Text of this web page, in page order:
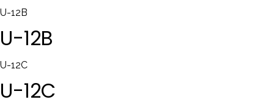
U-12B
U-12B
U-12C
U-12C